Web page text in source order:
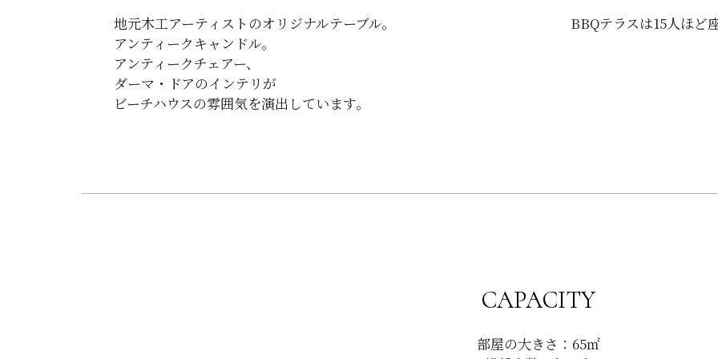
地元木工アーティストのオリジナルテーブル。
アンティークキャンドル。
アンティークチェアー、
ダーマ・ドアのインテリが
ビーチハウスの雰囲気を演出しています。
BBQテラスは15人ほど
CAPACITY
部屋の大きさ：65㎡